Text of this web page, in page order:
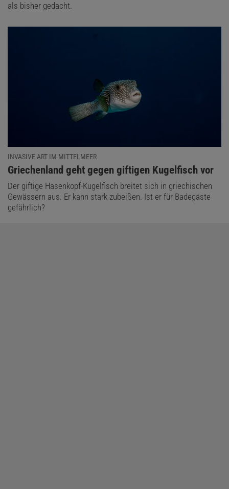
als bisher gedacht.
INVASIVE ART IM MITTELMEER
:
Griechenland geht gegen giftigen Kugelfisch vor
Der giftige Hasenkopf-Kugelfisch breitet sich in griechischen
Gewässern aus. Er kann stark zubeißen. Ist er für Badegäste
gefährlich?